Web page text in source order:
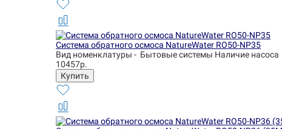
Система обратного осмоса NatureWater RO50-NP35
Вид номенклатуры - Бытовые системы Наличие насоса
10457р.